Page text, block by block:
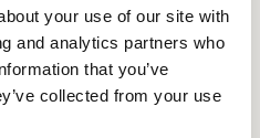
your use of our site with
and analytics partners who
that you’ve
collected from your use
est réalisée dans un joli
des surpiqûres au niveau de
et élancée. Son est
chez Barbour, de